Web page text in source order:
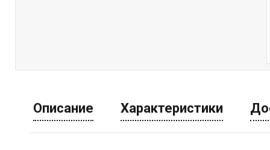
Описание Характеристики